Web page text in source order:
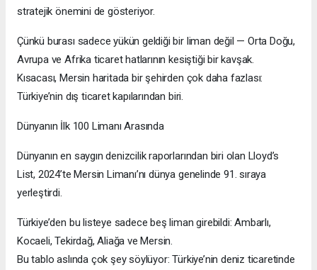
stratejik önemini de gösteriyor.
Çünkü burası sadece yükün geldiği bir liman değil — Orta Doğu,
Avrupa ve Afrika ticaret hatlarının kesiştiği bir kavşak.
Kısacası, Mersin haritada bir şehirden çok daha fazlası:
Türkiye’nin dış ticaret kapılarından biri.
Dünyanın İlk 100 Limanı Arasında
Dünyanın en saygın denizcilik raporlarından biri olan Lloyd’s
List, 2024’te Mersin Limanı’nı dünya genelinde 91. sıraya
yerleştirdi.
Türkiye’den bu listeye sadece beş liman girebildi: Ambarlı,
Kocaeli, Tekirdağ, Aliağa ve Mersin.
Bu tablo aslında çok şey söylüyor: Türkiye’nin deniz ticaretinde